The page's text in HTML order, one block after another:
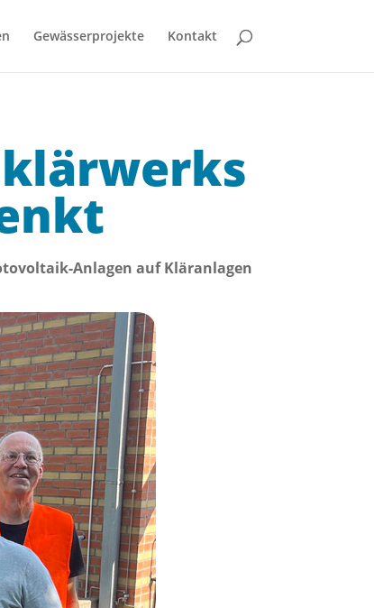
Gewässerprojekte Kontakt
Anlagen auf Kläranlagen